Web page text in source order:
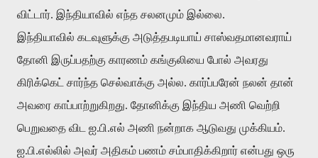
விட்டார். இந்தியாவில் எந்த சலனமும் இல்லை.
இந்தியாவில் கடவுளுக்கு அடுத்தபடியாய் சாஸ்வதமானவராய்
தோனி இருப்பதற்கு காரணம் கங்குலியை போல் அவரது
கிரிக்கெட் சார்ந்த செல்வாக்கு அல்ல. கார்ப்பரேன் நலன் தான்
அவரை காப்பாற்றுகிறது. தோனிக்கு இந்திய அணி வெற்றி
பெறுவதை விட ஐ.பி.எல் அணி நன்றாக ஆடுவது முக்கியம்.
ஐ.பி.எல்லில் அவர் அதிகம் பணம் சம்பாதிக்கிறார் என்பது ஒரு